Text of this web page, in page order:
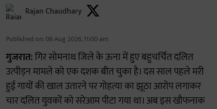
Rajan Chaudhary
Published on: 06 Aug 2026, 11:00 am
गुजरात:गिर सोमनाथ जिले के ऊना में हुए बहुचर्चित दलित
उत्पीड़न मामले को एक दशक बीत चुका है। दस साल पहले मरी
हुई गायों की खाल उतारने पर गोहत्या का झूठा आरोप लगाकर
चार दलित युवकों को सरेआम पीटा गया था। अब इस खौफनाक